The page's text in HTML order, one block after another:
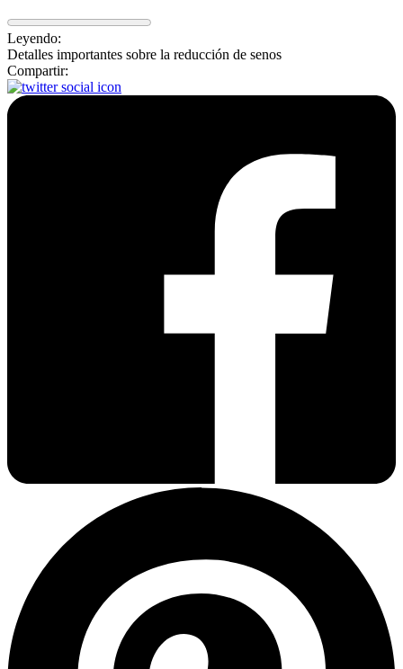
Leyendo:
Detalles importantes sobre la reducción de senos
Compartir: